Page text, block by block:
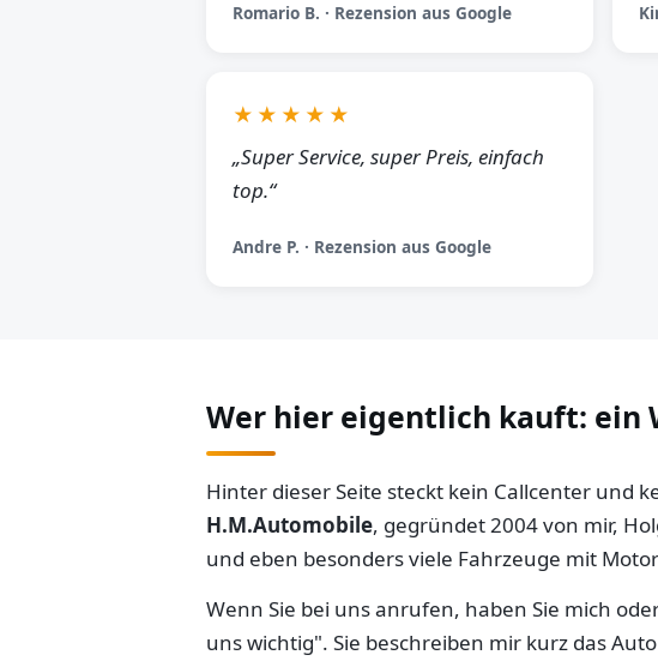
Romario B. · Rezension aus Google
★★★★★
„Super Service, super Preis, einfach
top.“
Andre P. · Rezension aus Google
Wer hier eigentlich kauft: ein
Hinter dieser Seite steckt kein Callcenter und
H.M.Automobile, gegründet 2004 von mir,
und eben besonders viele Fahrzeuge mit
Wenn Sie bei uns anrufen, haben Sie mich
uns wichtig". Sie beschreiben mir kurz das